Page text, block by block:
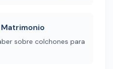
sobre colchones para